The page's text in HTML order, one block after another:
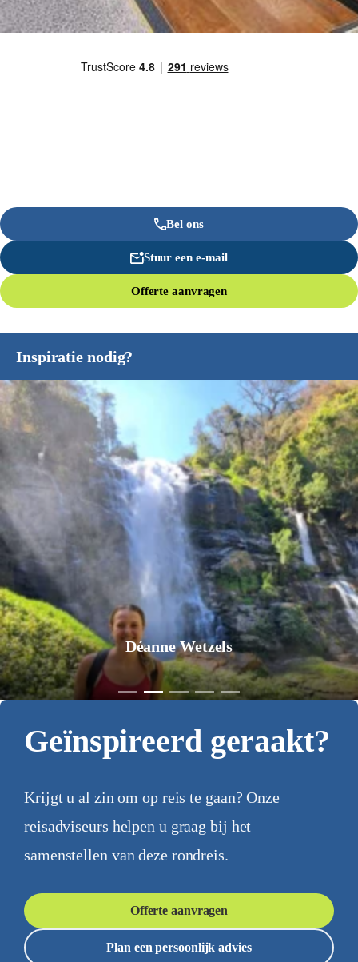
Bel ons
Stuur een e-mail
Offerte aanvragen
Inspiratie nodig?
Déanne Wetzels
Geïnspireerd geraakt?
Krijgt u al zin om op reis te gaan? Onze
reisadviseurs helpen u graag bij het
samenstellen van deze rondreis.
Offerte aanvragen
Plan een persoonlijk advies